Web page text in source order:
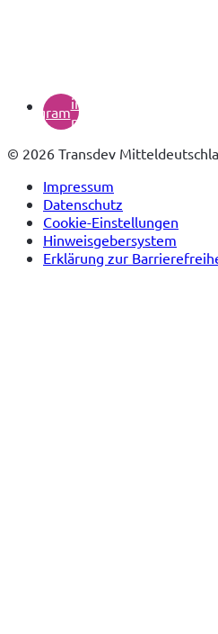
instagramin
neuem
© 2026 Transdev
Impressum
Datenschutz
Cookie-Einstellungen
Hinweisgebersystem
Erklärung zur